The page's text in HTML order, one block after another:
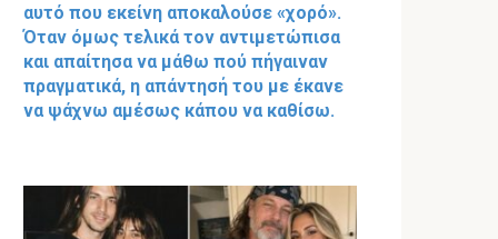
αυτό που εκείνη αποκαλούσε «χορό».
Όταν όμως τελικά τον αντιμετώπισα
και απαίτησα να μάθω πού πήγαιναν
πραγματικά, η απάντησή του με έκανε
να ψάχνω αμέσως κάπου να καθίσω.